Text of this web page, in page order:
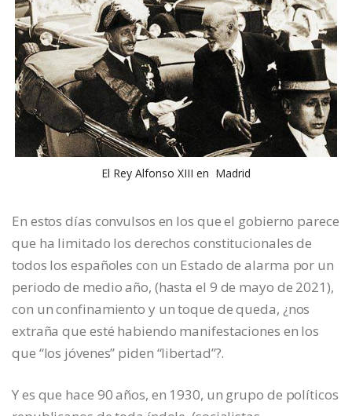
El Rey Alfonso XIII en Madrid
En estos días convulsos en los que el gobierno parece
que ha limitado los derechos constitucionales de
todos los españoles con un Estado de alarma por un
periodo de medio año, (hasta el 9 de mayo de 2021),
con un confinamiento y un toque de queda, ¿nos
extraña que esté habiendo manifestaciones en los
que “los jóvenes” piden “libertad”?.
Y es que hace 90 años, en 1930, un grupo de políticos